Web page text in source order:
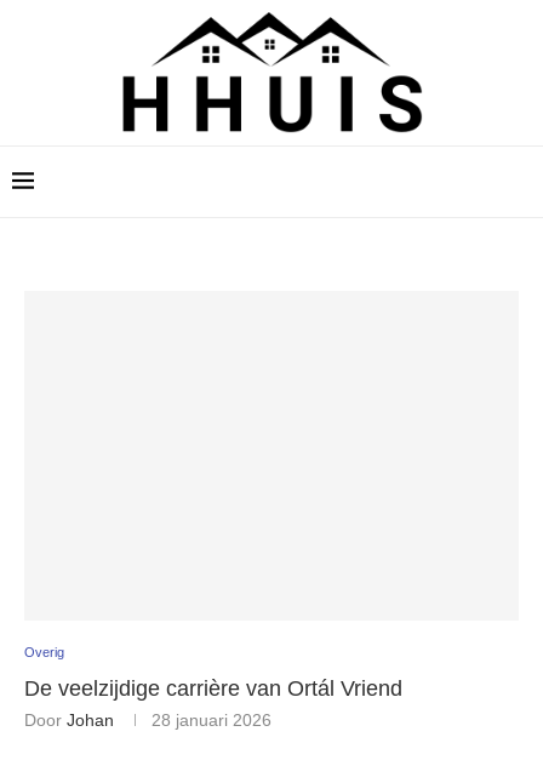
Overig
De veelzijdige carrière van Ortál Vriend
Door Johan 28 januari 2026